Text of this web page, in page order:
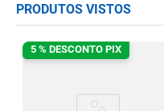
PRODUTOS VISTOS
5 % DESCONTO PIX